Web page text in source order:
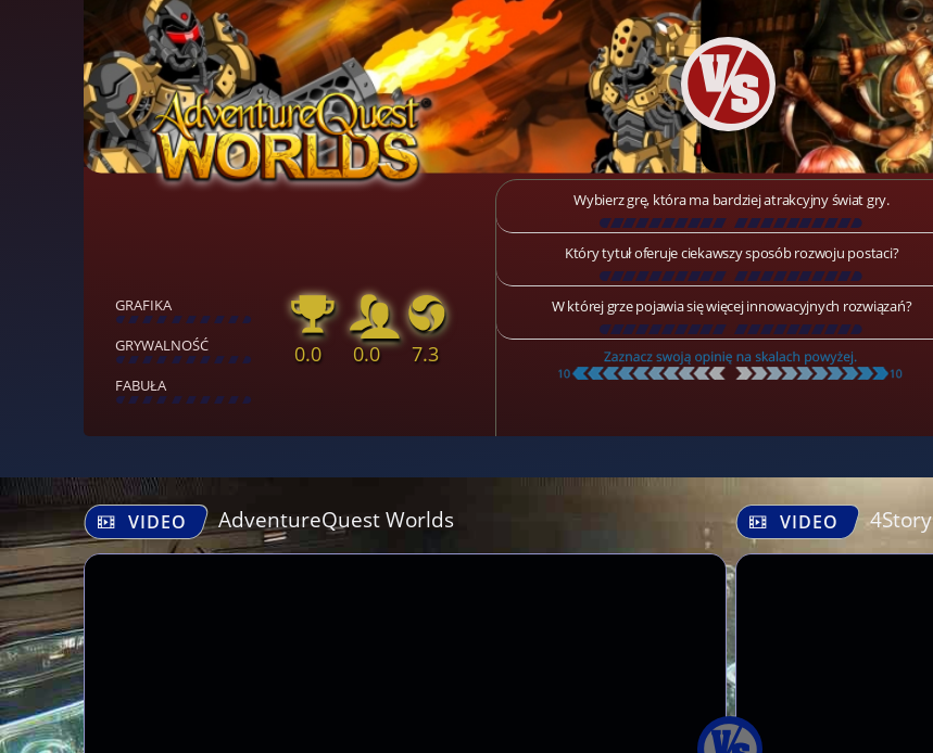
GRAFIKA
[ \ \ \ \ \ \ \ \ ]
GRYWALNOŚĆ
[ \ \ \ \ \ \ \ \ ]
FABUŁA
[ \ \ \ \ \ \ \ \ ]
0.0 0.0 7.3
Wybierz grę, która ma bardziej atrakcyjny świat gry.
[\\\\\\\\\ \\\\\\\\\]
Który tytuł oferuje ciekawszy sposób rozwoju postaci?
[\\\\\\\\\ \\\\\\\\\]
W której grze pojawia się więcej innowacyjnych rozwiązań?
[\\\\\\\\\ \\\\\\\\\]
VIDEO AdventureQuest Worlds VIDEO 4Story